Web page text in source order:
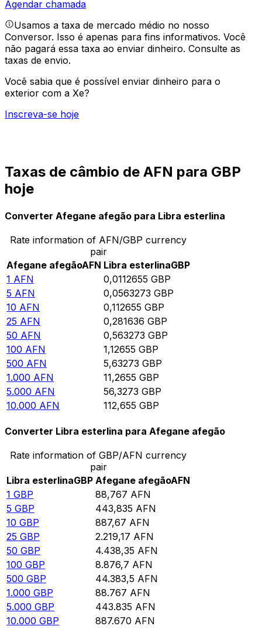
Agendar chamada
Usamos a taxa de mercado médio no nosso
Conversor. Isso é apenas para fins informativos. Você
não pagará essa taxa ao enviar dinheiro. Consulte as
taxas de envio.
Você sabia que é possível enviar dinheiro para o
exterior com a Xe?
Inscreva-se hoje
Taxas de câmbio de AFN para GBP
hoje
Converter Afegane afegão para Libra esterlina
Rate information of AFN/GBP currency
pair
Afegane afegãoAFN Libra esterlinaGBP
1 AFN 0,0112655 GBP
5 AFN 0,0563273 GBP
10 AFN 0,112655 GBP
25 AFN 0,281636 GBP
50 AFN 0,563273 GBP
100 AFN 1,12655 GBP
500 AFN 5,63273 GBP
1.000 AFN 11,2655 GBP
5.000 AFN 56,3273 GBP
10.000 AFN 112,655 GBP
Converter Libra esterlina para Afegane afegão
Rate information of GBP/AFN currency
pair
Libra esterlinaGBP Afegane afegãoAFN
1 GBP 88,767 AFN
5 GBP 443,835 AFN
10 GBP 887,67 AFN
25 GBP 2.219,17 AFN
50 GBP 4.438,35 AFN
100 GBP 8.876,7 AFN
500 GBP 44.383,5 AFN
1.000 GBP 88.767 AFN
5.000 GBP 443.835 AFN
10.000 GBP 887.670 AFN